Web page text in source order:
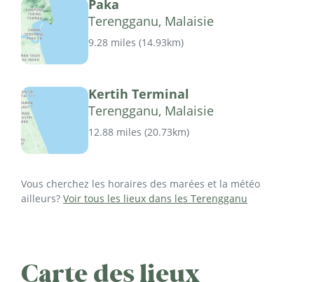
Paka
Terengganu, Malaisie
9.28 miles (14.93km)
Kertih Terminal
Terengganu, Malaisie
12.88 miles (20.73km)
Vous cherchez les horaires des marées et la météo
ailleurs? Voir tous les lieux dans les Terengganu
Carte des lieux